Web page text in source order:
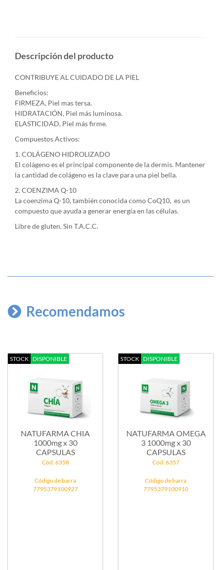
Descripción del producto
CONTRIBUYE AL CUIDADO DE LA PIEL
Beneficios:
FIRMEZA, Piel mas tersa.
HIDRATACIÓN, Piel más luminosa.
ELASTICIDAD, Piel más firme.
Compuestos Activos:
1. COLÁGENO HIDROLIZADO
El colágeno es el principal componente de la dermis. Mantener
la cantidad de colágeno es la clave para una piel bella.
2. COENZIMA Q-10
La coenzima Q-10, también conocida como CoQ10, es un
compuesto que ayuda a generar energía en las células.
Libre de gluten. Sin T.A.C.C.
Recomendamos
STOCK DISPONIBLE
NATUFARMA CHIA
1000mg x 30
CAPSULAS
Cód: 6358
Código de barra
7795379100927
STOCK DISPONIBLE
NATUFARMA OMEGA
3 1000mg x 30
CAPSULAS
Cód: 6357
Código de barra
7795379100910